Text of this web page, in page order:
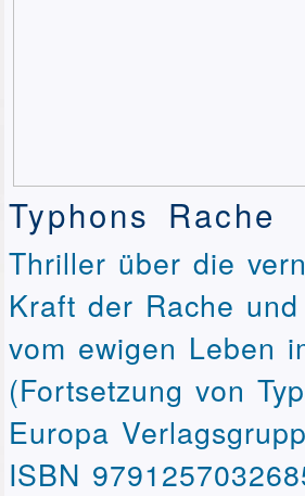
Typhons Rache
Thriller über die
Kraft der Rache
vom ewigen Leben
(Fortsetzung von
Europa
ISBN